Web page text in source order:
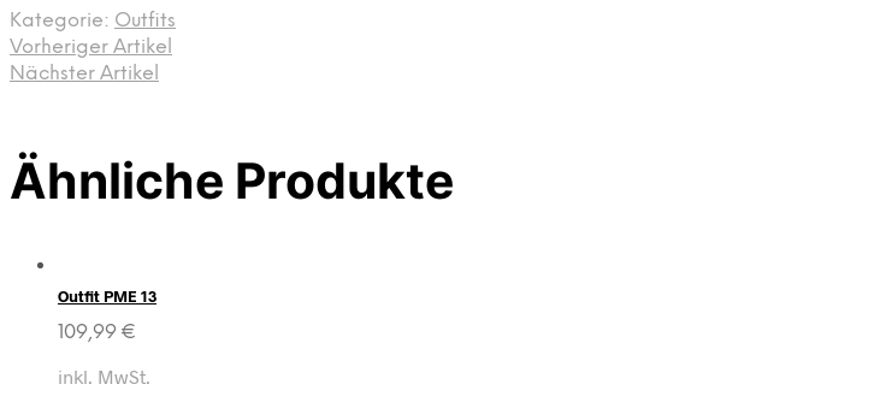
Kategorie: Outfits
Vorheriger Artikel
Nächster Artikel
Ähnliche Produkte
Outfit PME 13
109,99 €
inkl. MwSt.